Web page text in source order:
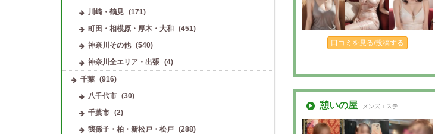
口コミを見る/投稿する
憩いの屋 メンズエステ
川崎・鶴見
(171)
町田・相模原・厚木・大和
(451)
神奈川その他
(540)
神奈川全エリア・出張
(4)
千葉 (916)
八千代市
(30)
千葉市
(2)
我孫子・柏・新松戸・松戸
(288)